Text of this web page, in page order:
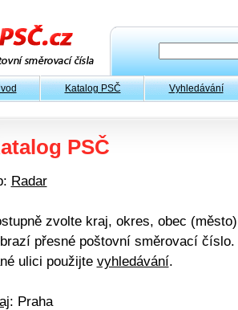
Katalog PSČ Vyhledávání
PSČ
Radar
zvolte kraj, okres, obec
přesné poštovní směrovací
ulici použijte vyhledávání.
: Praha